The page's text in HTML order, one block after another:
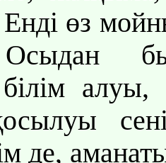
өз
білім
де,